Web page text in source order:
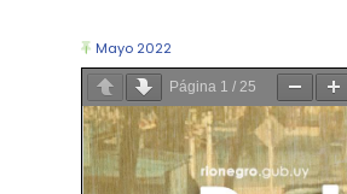
Mayo 2022
Página 1 / 25